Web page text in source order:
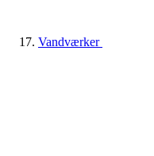
Vandværker